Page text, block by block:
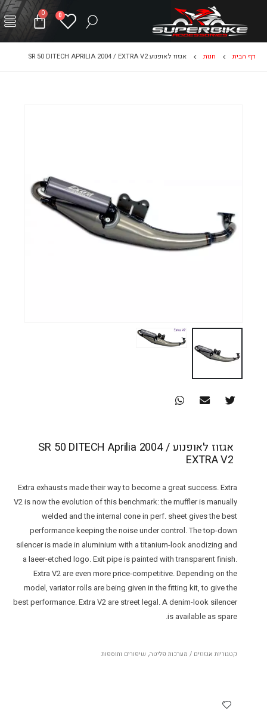
0
0
דף הבית חנות אגזוז לאופנוע SR 50 DITECH APRILIA 2004 / EXTRA V2
אגזוז לאופנוע SR 50 DITECH Aprilia 2004 /
EXTRA V2
Extra exhausts made their way to become a great success. Extra
V2 is now the evolution of this benchmark: the muffler is manually
welded and the internal cone in perf. sheet gives the best
performance keeping the noise under control. The top-down
silencer is made in aluminium with a titanium-look anodizing and
a laeer-etched logo. Exit pipe is painted with transparent finish.
Extra V2 are even more price-competitive. Depending on the
model, variator rolls are being given in the fitting kit, to give the
best performance. Extra V2 are street legal. A denim-look silencer
is available as spare.
קטגוריות אגזוזים / מערכות פליטה, שיפורים ותוספות